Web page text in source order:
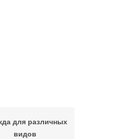
для различных
видов